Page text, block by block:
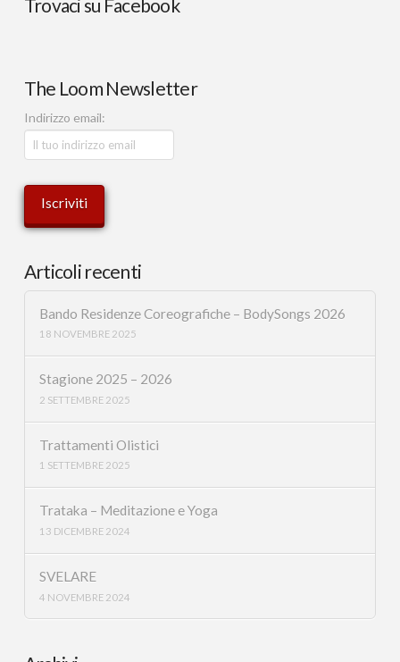
Trovaci su Facebook
The Loom Newsletter
Indirizzo email:
Articoli recenti
Bando Residenze Coreografiche – BodySongs 2026
18 NOVEMBRE 2025
Stagione 2025 – 2026
2 SETTEMBRE 2025
Trattamenti Olistici
1 SETTEMBRE 2025
Trataka – Meditazione e Yoga
13 DICEMBRE 2024
SVELARE
4 NOVEMBRE 2024